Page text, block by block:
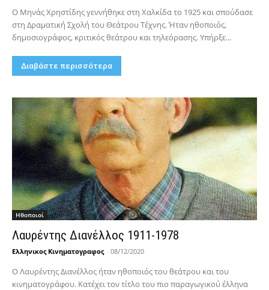
Ο Μηνάς Χρηστίδης γεννήθηκε στη Χαλκίδα το 1925 και σπούδασε
στη Δραματική Σχολή του Θεάτρου Τέχνης. Ήταν ηθοποιός,
δημοσιογράφος, κριτικός θεάτρου και τηλεόρασης. Υπήρξε...
Διαβάστε περισσότερα
Hθοποιοί
Λαυρέντης Διανέλλος 1911-1978
Ελληνικος Κινηματογραφος - 08/12/2020
Ο Λαυρέντης Διανέλλος ήταν ηθοποιός του θεάτρου και του
κινηματογράφου. Κατέχει τον τίτλο του πιο παραγωγικού έλληνα